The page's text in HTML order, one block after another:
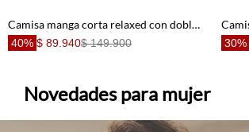
Camisa manga corta relaxed con doble lazo frontal de terracota para mujer
40% $ 89.940$ 149.900 30%
Novedades para mujer